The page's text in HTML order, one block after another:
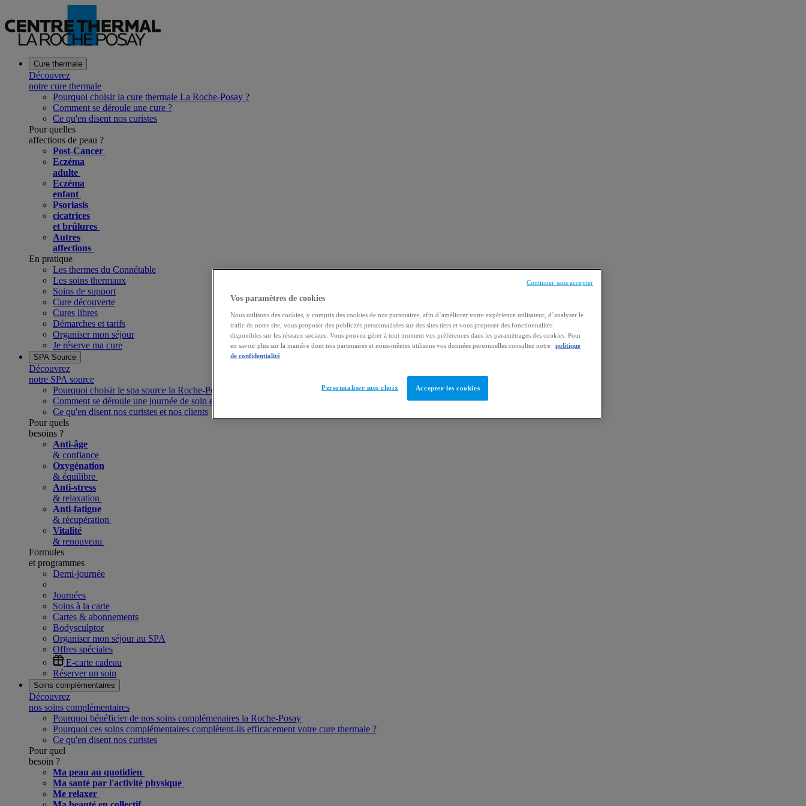
Cure thermale
Découvrez
notre cure thermale
Pourquoi choisir la cure thermale La Roche-Posay ?
Comment se déroule une cure ?
Ce qu'en disent nos curistes
Pour quelles
affections de peau ?
Post-Cancer
Eczéma
adulte
Eczéma
enfant
Psoriasis
cicatrices
et brûlures
Autres
affections
En pratique
Les thermes du Connétable
Les soins thermaux
Soins de support
Cure découverte
Cures libres
Démarches et tarifs
Organiser mon séjour
Je réserve ma cure
SPA Source
Découvrez
notre SPA source
Pourquoi choisir le spa source la Roche-Posay ?
Comment se déroule une journée de soin et de bien-être ?
Ce qu'en disent nos curistes et nos clients
Pour quels
besoins ?
Anti-âge
& confiance
Oxygénation
& équilibre
Anti-stress
& relaxation
Anti-fatigue
& récupération
Vitalité
& renouveau
Formules
et programmes
Demi-journée
Journées
Soins à la carte
Cartes & abonnements
Bodysculptor
Organiser mon séjour au SPA
Offres spéciales
E-carte cadeau
Réserver un soin
Soins complémentaires
Découvrez
nos soins complémentaires
Pourquoi bénéficier de nos soins complémenaires la Roche-Posay
Pourquoi ces soins complémentaires complètent-ils efficacement votre cure thermale ?
Ce qu'en disent nos curistes
Pour quel
besoin ?
Ma peau au quotidien
Ma santé par l'activité physique
Me relaxer
Vos paramètres de cookies
Nous utilisons des cookies, y compris des cookies de nos partenaires, afin d’améliorer votre expérience utilisateur, d’analyser le
trafic de notre site, vous proposer des publicités personnalisées sur des sites tiers et vous proposer des fonctionnalités
disponibles sur les réseaux sociaux. Vous pouvez gérer à tout moment vos préférences dans les paramétrages des cookies. Pour
en savoir plus sur la manière dont nos partenaires et nous-mêmes utilisons vos données personnelles consultez notre
politique
de confidentialité
Accepter les cookies
Personnaliser mes choix
Continuer sans accepter